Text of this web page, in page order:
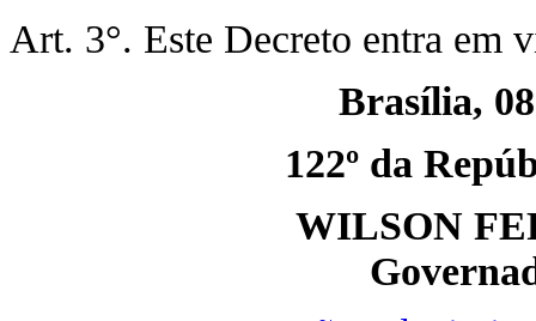
Art. 3°. Este Decreto entra em
Brasília,
122º da
WILSON